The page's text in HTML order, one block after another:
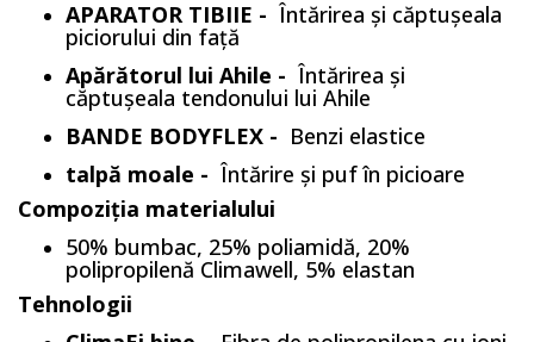
APARATOR TIBIIE - Întărirea și căptușeala
piciorului din față
Apărătorul lui Ahile - Întărirea și
căptușeala tendonului lui Ahile
BANDE BODYFLEX - Benzi elastice
talpă moale - Întărire și puf în picioare
Compoziția materialului
50% bumbac, 25% poliamidă, 20%
polipropilenă Climawell, 5% elastan
Tehnologii